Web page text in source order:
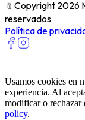
﹫ Copyright 2026
reservados
Política de
Usamos cookies en
experiencia. Al
modificar o rechazar
policy.